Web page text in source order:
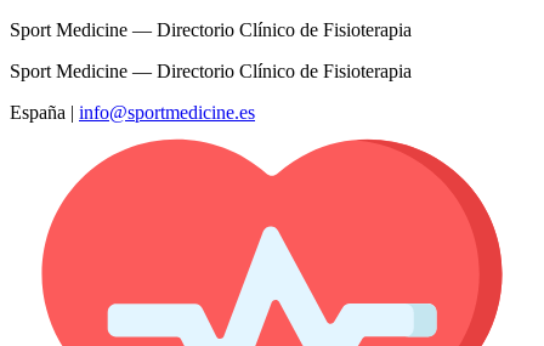
Sport Medicine — Directorio Clínico de Fisioterapia
Sport Medicine — Directorio Clínico de Fisioterapia
España | info@sportmedicine.es